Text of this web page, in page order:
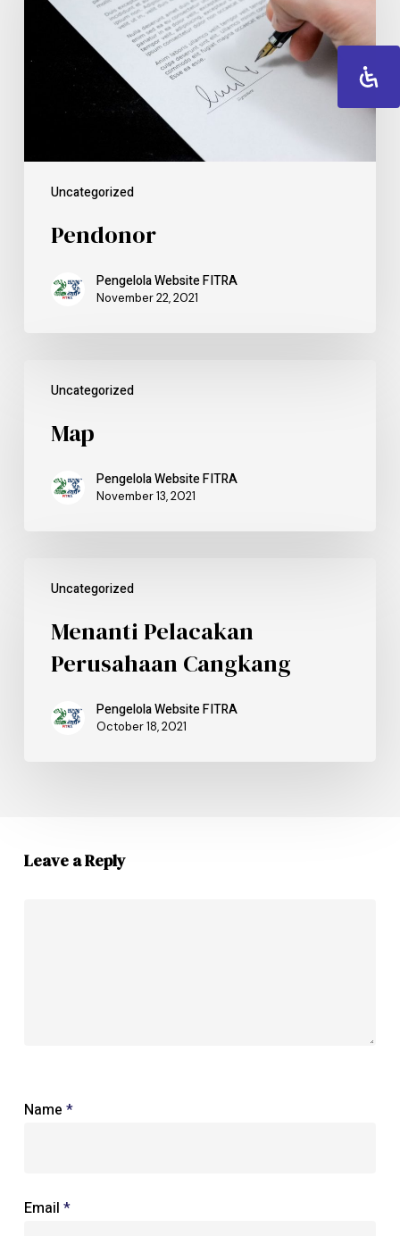
Uncategorized
Pendonor
Pengelola Website FITRA
November 22, 2021
Uncategorized
Map
Pengelola Website FITRA
November 13, 2021
Uncategorized
Menanti Pelacakan
Perusahaan Cangkang
Pengelola Website FITRA
October 18, 2021
Leave a Reply
Name *
Email *